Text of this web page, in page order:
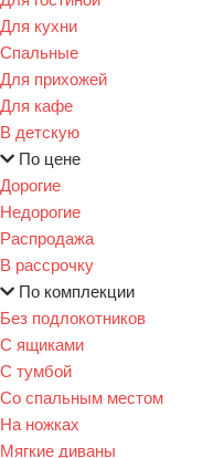
Для кухни
Спальные
Для прихожей
Для кафе
В детскую
По цене
Дорогие
Недорогие
Распродажа
В рассрочку
По комплекции
Без подлокотников
С ящиками
С тумбой
Со спальным местом
На ножках
Мягкие диваны